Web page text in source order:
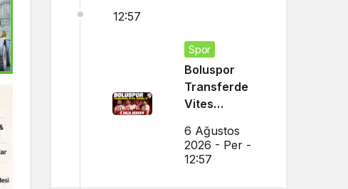
12:57
Spor
Boluspor
Transferde
Vites
6 Ağustos
2026 - Per -
12:57